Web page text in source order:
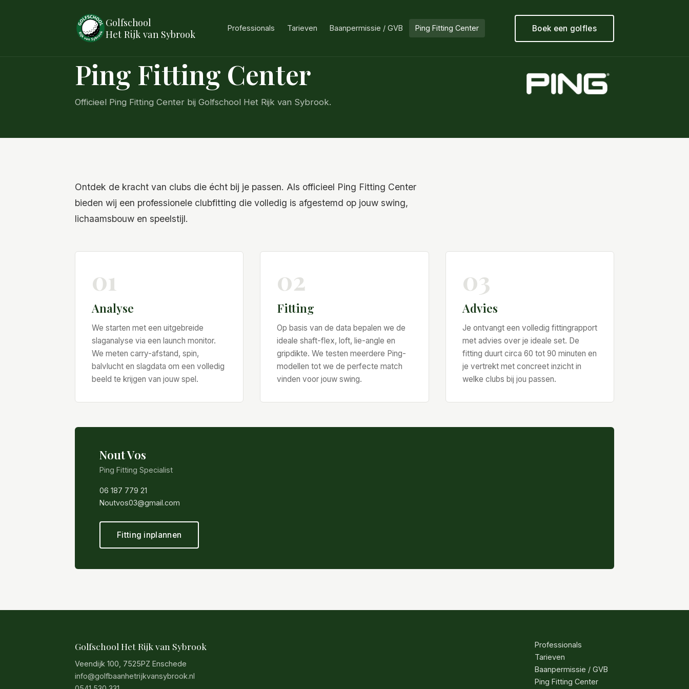
Golfschool
Het Rijk van Sybrook
Professionals Tarieven Baanpermissie / GVB Ping Fitting Center Boek een golfles
Ping Fitting Center
Officieel Ping Fitting Center bij Golfschool Het Rijk van Sybrook.
Ontdek de kracht van clubs die écht bij je passen. Als officieel Ping Fitting Center
bieden wij een professionele clubfitting die volledig is afgestemd op jouw swing,
lichaamsbouw en speelstijl.
01
Analyse
We starten met een uitgebreide
slaganalyse via een launch monitor.
We meten carry-afstand, spin,
balvlucht en slagdata om een volledig
beeld te krijgen van jouw spel.
02
Fitting
Op basis van de data bepalen we de
ideale shaft-flex, loft, lie-angle en
gripdikte. We testen meerdere Ping-
modellen tot we de perfecte match
vinden voor jouw swing.
03
Advies
Je ontvangt een volledig fittingrapport
met advies over je ideale set. De
fitting duurt circa 60 tot 90 minuten en
je vertrekt met concreet inzicht in
welke clubs bij jou passen.
Nout Vos
Ping Fitting Specialist
06 187 779 21
Noutvos03@gmail.com
Fitting inplannen
Golfschool Het Rijk van Sybrook
Veendijk 100, 7525PZ Enschede
info@golfbaanhetrijkvansybrook.nl
Professionals
Tarieven
Baanpermissie / GVB
Ping Fitting Center